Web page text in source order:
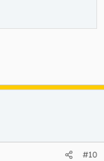
#10